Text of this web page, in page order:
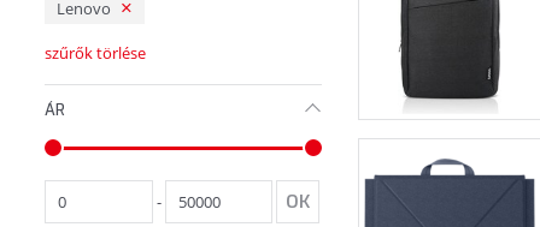
Lenovo
szűrők törlése
ÁR
-